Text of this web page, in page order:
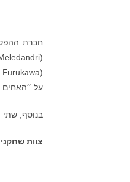
חברת
(Shuntaro Furukawa), ״נינטנדו״ להלן) הכריזו היום על הטריילר הסופי ל
על ״האחים
בנוסף, שתי
צוות